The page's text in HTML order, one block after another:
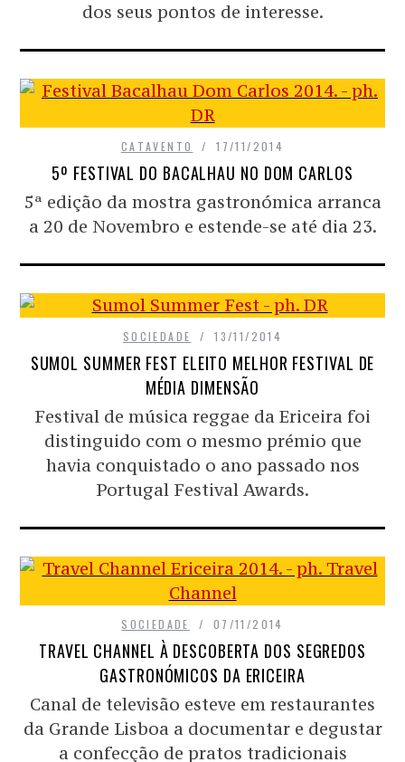
dos seus pontos de interesse.
CATAVENTO 17/11/2014
5º FESTIVAL DO BACALHAU NO DOM CARLOS
5ª edição da mostra gastronómica arranca
a 20 de Novembro e estende-se até dia 23.
SOCIEDADE 13/11/2014
SUMOL SUMMER FEST ELEITO MELHOR FESTIVAL DE
MÉDIA DIMENSÃO
Festival de música reggae da Ericeira foi
distinguido com o mesmo prémio que
havia conquistado o ano passado nos
Portugal Festival Awards.
SOCIEDADE 07/11/2014
TRAVEL CHANNEL À DESCOBERTA DOS SEGREDOS
GASTRONÓMICOS DA ERICEIRA
Canal de televisão esteve em restaurantes
da Grande Lisboa a documentar e degustar
a confecção de pratos tradicionais